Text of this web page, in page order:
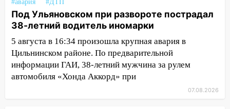
03:30 Гороскоп на 7 августа: пятница
принесет прилив творческой энергии и
отличные шансы исправить старые
ошибки
06.08.2026
Прогноз погоды на 7 августа в
#авария
#ДТП
Под Ульяновском при развороте пострадал
38-летний водитель иномарки
5 августа в 16:34 произошла крупная авария в
Цильнинском районе. По предварительной
информации ГАИ, 38-летний мужчина за рулем
автомобиля «Хонда Аккорд» при
07.08.2026